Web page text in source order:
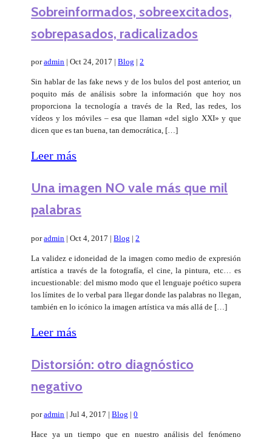
Sobreinformados, sobreexcitados,
sobrepasados, radicalizados
poradmin |Oct 24, 2017 |Blog |2
Sin hablar de las fake news y de los bulos del post anterior, un
poquito más de análisis sobre la información que hoy nos
proporciona la tecnología a través de la Red, las redes, los
vídeos y los móviles – esa que llaman «del siglo XXI» y que
dicen que es tan buena, tan democrática, […]
Leer más
Una imagen NO vale más que mil
palabras
poradmin |Oct 4, 2017 |Blog |2
La validez e idoneidad de la imagen como medio de expresión
artística a través de la fotografía, el cine, la pintura, etc… es
incuestionable: del mismo modo que el lenguaje poético supera
los límites de lo verbal para llegar donde las palabras no llegan,
también en lo icónico la imagen artística va más allá de […]
Leer más
Distorsión: otro diagnóstico
negativo
poradmin |Jul 4, 2017 |Blog |0
Hace ya un tiempo que en nuestro análisis del fenómeno